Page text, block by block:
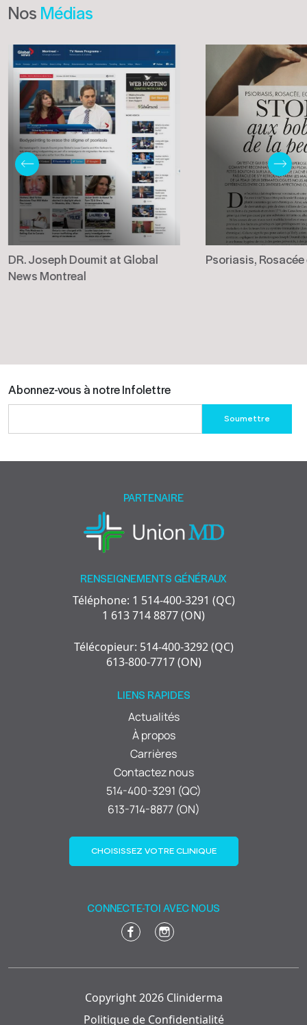
Nos Médias
DR. Joseph Doumit at Global
News Montreal
Psoriasis,
Abonnez-vous à notre Infolettre
leave
field
RENSEIGNEMENTS GÉNÉRAUX
Téléphone: 1 514-400-3291 (QC)
1 613 714 8877 (ON)
Télécopieur: 514-400-3292 (QC)
613-800-7717 (ON)
PARTENAIRE
LIENS RAPIDES
Actualités
À propos
Carrières
Contactez nous
514-400-3291 (QC)
613-714-8877 (ON)
CHOISISSEZ VOTRE CLINIQUE
CONNECTE-TOI AVEC NOUS
Copyright 2026 Cliniderma
Politique de Confidentialité